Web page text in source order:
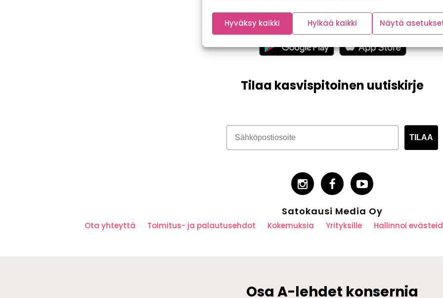
Hyväksy kaikki Hylkää kaikki Näytä
Tilaa kasvispitoinen uutiskirje
TILAA
Satokausi Media Oy
Ota yhteyttä Toimitus- ja palautusehdot Kokemuksia Yrityksille Hallinnoi
Osa A-lehdet konsernia